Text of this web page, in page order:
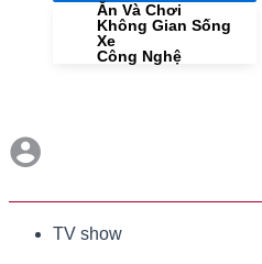
Ăn Và Chơi
Không Gian Sống
Xe
Công Nghệ
TV show